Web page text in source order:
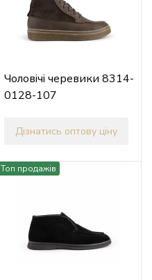
Чоловічі черевики 8314-
0128-107
Дізнатись оптову ціну
Топ продажів